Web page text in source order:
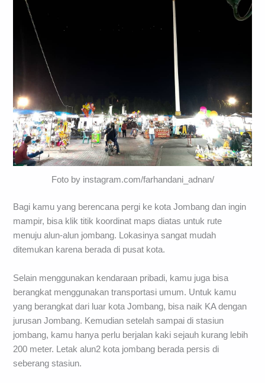
Foto by instagram.com/farhandani_adnan/
Bagi kamu yang berencana pergi ke kota Jombang dan ingin
mampir, bisa klik titik koordinat maps diatas untuk rute
menuju alun-alun jombang. Lokasinya sangat mudah
ditemukan karena berada di pusat kota.
Selain menggunakan kendaraan pribadi, kamu juga bisa
berangkat menggunakan transportasi umum. Untuk kamu
yang berangkat dari luar kota Jombang, bisa naik KA dengan
jurusan Jombang. Kemudian setelah sampai di stasiun
jombang, kamu hanya perlu berjalan kaki sejauh kurang lebih
200 meter. Letak alun2 kota jombang berada persis di
seberang stasiun.